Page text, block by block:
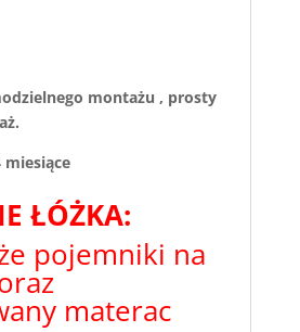
montażu , prosty
miesiące
ŁÓŻKA:
pojemniki na
materac